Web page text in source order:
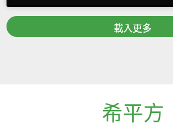
載入更多
希平方